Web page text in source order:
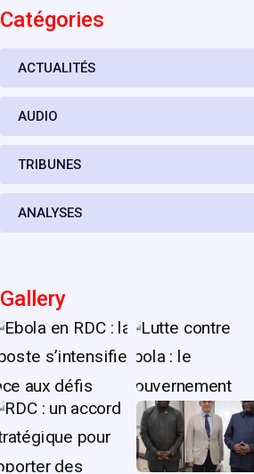
Catégories
ACTUALITÉS
AUDIO
TRIBUNES
ANALYSES
Gallery